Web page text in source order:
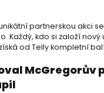
partnerskou akci
Každý, kdo si založí nový
od Telly kompletní
McGregorův